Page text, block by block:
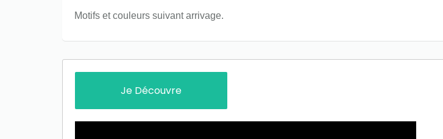
Motifs et couleurs suivant arrivage.
Je Découvre
want to win a huge amount on your